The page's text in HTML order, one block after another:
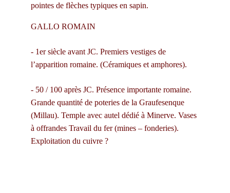
pointes de flèches typiques en sapin.
GALLO ROMAIN
- 1er siècle avant JC. Premiers vestiges de
l’apparition romaine. (Céramiques et amphores).
- 50 / 100 après JC. Présence importante romaine.
Grande quantité de poteries de la Graufesenque
(Millau). Temple avec autel dédié à Minerve. Vases
à offrandes Travail du fer (mines – fonderies).
Exploitation du cuivre ?